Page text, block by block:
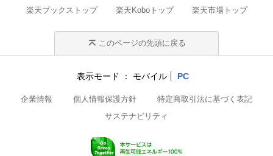
楽天ブックストップ 楽天Koboトップ 楽天市場トップ
このページの先頭に戻る
表示モード モバイル PC
企業情報 個人情報保護方針
特定商取引法に基づく表記
サステナビリティ